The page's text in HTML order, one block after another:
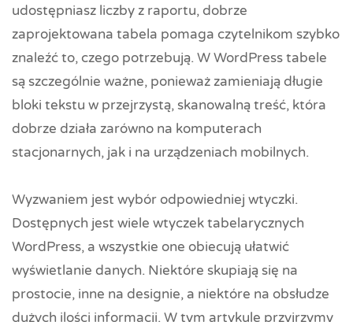
udostępniasz liczby z raportu, dobrze
zaprojektowana tabela pomaga czytelnikom szybko
znaleźć to, czego potrzebują. W WordPress tabele
są szczególnie ważne, ponieważ zamieniają długie
bloki tekstu w przejrzystą, skanowalną treść, która
dobrze działa zarówno na komputerach
stacjonarnych, jak i na urządzeniach mobilnych.
Wyzwaniem jest wybór odpowiedniej wtyczki.
Dostępnych jest wiele wtyczek tabelarycznych
WordPress, a wszystkie one obiecują ułatwić
wyświetlanie danych. Niektóre skupiają się na
prostocie, inne na designie, a niektóre na obsłudze
dużych ilości informacji. W tym artykule przyjrzymy